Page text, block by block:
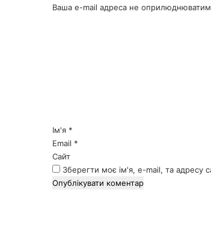
Ваша e-mail адреса не
*Ім'я *
Email *
Сайт
Зберегти моє ім'я, e-mail, та адресу